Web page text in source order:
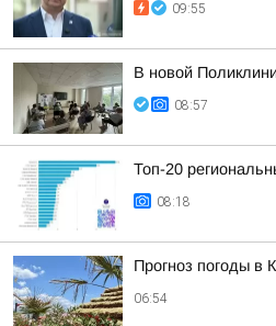
09:55
В новой
08:57
Топ-20
08:18
Прогноз погоды в
06:54